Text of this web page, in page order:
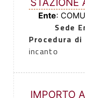
STAZIONE
Ente:
Sede
Procedura
incanto
IMPORTO